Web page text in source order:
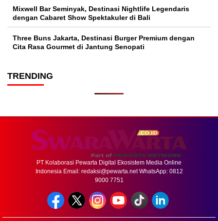
Mixwell Bar Seminyak, Destinasi Nightlife Legendaris
dengan Cabaret Show Spektakuler di Bali
Three Buns Jakarta, Destinasi Burger Premium dengan
Cita Rasa Gourmet di Jantung Senopati
TRENDING
PT Kolaborasi Pewarta Digital Ekosistem Media Online
Indonesia Email: redaksi@pewarta.netWhatsApp: 0812
9000 7751